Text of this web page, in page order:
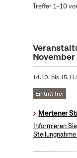
Treffer 1–10
14.10. bis
Eintritt frei
Mertener
Informieren